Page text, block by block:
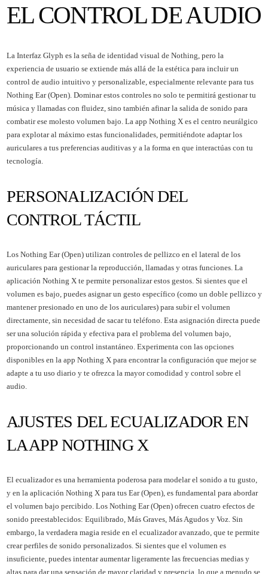
EL CONTROL DE AUDIO
La Interfaz Glyph es la seña de identidad visual de Nothing, pero la
experiencia de usuario se extiende más allá de la estética para incluir un
control de audio intuitivo y personalizable, especialmente relevante para tus
Nothing Ear (Open). Dominar estos controles no solo te permitirá gestionar tu
música y llamadas con fluidez, sino también afinar la salida de sonido para
combatir ese molesto volumen bajo. La app Nothing X es el centro neurálgico
para explotar al máximo estas funcionalidades, permitiéndote adaptar los
auriculares a tus preferencias auditivas y a la forma en que interactúas con tu
tecnología.
PERSONALIZACIÓN DEL
CONTROL TÁCTIL
Los Nothing Ear (Open) utilizan controles de pellizco en el lateral de los
auriculares para gestionar la reproducción, llamadas y otras funciones. La
aplicación Nothing X te permite personalizar estos gestos. Si sientes que el
volumen es bajo, puedes asignar un gesto específico (como un doble pellizco y
mantener presionado en uno de los auriculares) para subir el volumen
directamente, sin necesidad de sacar tu teléfono. Esta asignación directa puede
ser una solución rápida y efectiva para el problema del volumen bajo,
proporcionando un control instantáneo. Experimenta con las opciones
disponibles en la app Nothing X para encontrar la configuración que mejor se
adapte a tu uso diario y te ofrezca la mayor comodidad y control sobre el
audio.
AJUSTES DEL ECUALIZADOR EN
LA APP NOTHING X
El ecualizador es una herramienta poderosa para modelar el sonido a tu gusto,
y en la aplicación Nothing X para tus Ear (Open), es fundamental para abordar
el volumen bajo percibido. Los Nothing Ear (Open) ofrecen cuatro efectos de
sonido preestablecidos: Equilibrado, Más Graves, Más Agudos y Voz. Sin
embargo, la verdadera magia reside en el ecualizador avanzado, que te permite
crear perfiles de sonido personalizados. Si sientes que el volumen es
insuficiente, puedes intentar aumentar ligeramente las frecuencias medias y
altas para dar una sensación de mayor claridad y presencia, lo que a menudo se